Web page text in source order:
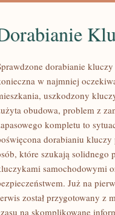
dorabianie
w najmniej
uszkodzony
obudowa, problem z
kompletu to
dorabianiu kluczy
które szukają solidnego
samochodowymi
Już na
został przygotowany z
na skomplikowane